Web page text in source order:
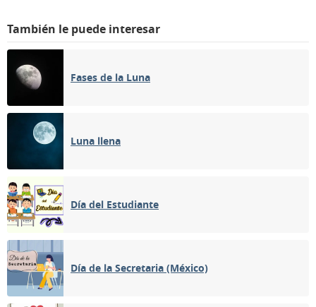
También le puede interesar
Fases de la Luna
Luna llena
Día del Estudiante
Día de la Secretaria (México)